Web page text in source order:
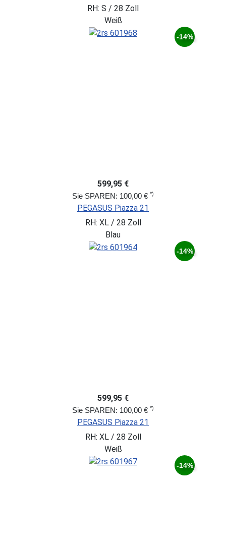
RH: S / 28 Zoll
Weiß
-14%
599,95 €
Sie SPAREN: 100,00 € *)
PEGASUS Piazza 21
RH: XL / 28 Zoll
Blau
-14%
599,95 €
Sie SPAREN: 100,00 € *)
PEGASUS Piazza 21
RH: XL / 28 Zoll
Weiß
-14%